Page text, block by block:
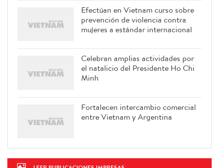
Efectúan en Vietnam curso sobre
prevención de violencia contra
mujeres a estándar internacional
Celebran amplias actividades por
el natalicio del Presidente Ho Chi
Minh
Fortalecen intercambio comercial
entre Vietnam y Argentina